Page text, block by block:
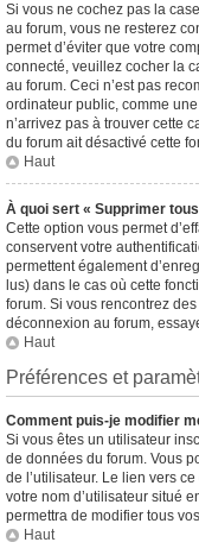
Si vous ne cochez pas la
au forum, vous ne resterez
permet d’éviter que votre
connecté, veuillez cocher la
au forum. Ceci n’est pas
ordinateur public, comme
n’arrivez pas à trouver cette
du forum ait désactivé cette
Haut
À quoi sert « Supprimer
Cette option vous permet
conservent votre
permettent également
lus) dans le cas où cette
forum. Si vous rencontrez
déconnexion au forum,
Haut
Préférences et
Comment puis-je modifier
Si vous êtes un utilisateur
de données du forum. Vous
de l’utilisateur. Le lien vers
votre nom d’utilisateur situé
permettra de modifier tous
Haut